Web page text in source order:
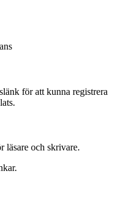
för att kunna registrera
läsare och skrivare.